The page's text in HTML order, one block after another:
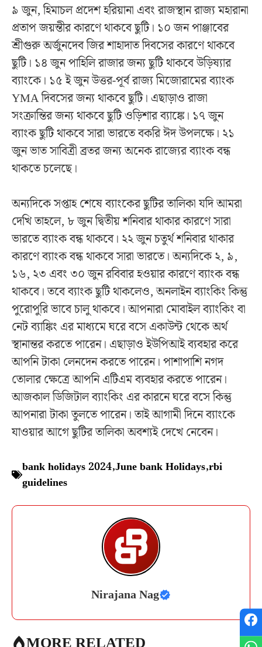
৯ জুন, হিমাচল প্রদেশ হরিয়ানা এবং রাজস্থান রাজ্য মহারানা
প্রতাপ জয়ন্তীর কারণে থাকবে ছুটি। ১০ জন পাঞ্জাবের
শ্রীগুরু অর্জুনদেব জির শাহাদাত দিবসের কারণে থাকবে
ছুটি। ১৪ জুন পাহিলি রাজার জন্য ছুটি থাকবে উড়িষ্যার
ব্যাংকে। ১৫ ই জুন উত্তর-পূর্ব রাজ্য মিজোরামের ব্যাংক
YMA দিবসের জন্য থাকবে ছুটি। এছাড়াও রাজা
সংক্রান্তির জন্য থাকবে ছুটি ওড়িশার ব্যাঙ্কে। ১৭ জুন
ব্যাংক ছুটি থাকবে সারা ভারতে বকরি ঈদ উপলক্ষে। ২১
জুন ভাত সাবিত্রী ব্রতর জন্য অনেক রাজ্যের ব্যাংক বন্ধ
থাকতে চলেছে।
অন্যদিকে সপ্তাহ শেষে ব্যাংকের ছুটির তালিকা যদি আমরা
দেখি তাহলে, ৮ জুন দ্বিতীয় শনিবার থাকার কারণে সারা
ভারতে ব্যাংক বন্ধ থাকবে। ২২ জুন চতুর্থ শনিবার থাকার
কারণে ব্যাংক বন্ধ থাকবে সারা ভারতে। অন্যদিকে ২, ৯,
১৬, ২৩ এবং ৩০ জুন রবিবার হওয়ার কারণে ব্যাংক বন্ধ
থাকবে। তবে ব্যাংক ছুটি থাকলেও, অনলাইন ব্যাংকিং কিন্তু
পুরোপুরি ভাবে চালু থাকবে। আপনারা মোবাইল ব্যাংকিং বা
নেট ব্যাঙ্কিং এর মাধ্যমে ঘরে বসে একাউন্ট থেকে অর্থ
স্থানান্তর করতে পারেন। এছাড়াও ইউপিআই ব্যবহার করে
আপনি টাকা লেনদেন করতে পারেন। পাশাপাশি নগদ
তোলার ক্ষেত্রে আপনি এটিএম ব্যবহার করতে পারেন।
আজকাল ডিজিটাল ব্যাংকিং এর কারনে ঘরে বসে কিন্তু
আপনারা টাকা তুলতে পারেন। তাই আগামী দিনে ব্যাংকে
যাওয়ার আগে ছুটির তালিকা অবশ্যই দেখে নেবেন।
bank holidays 2024,June bank Holidays,rbi
guidelines
Nirajana Nag